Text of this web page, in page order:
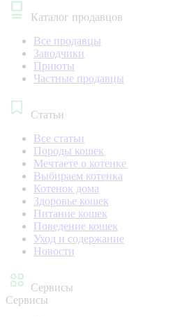
Каталог продавцов
Все продавцы
Заводчики
Приюты
Частные продавцы
Статьи
Все статьи
Породы кошек
Мечтаете о котенке
Выбираем котенка
Котенок дома
Здоровье кошек
Питание кошек
Поведение кошек
Уход и содержание
Новости
Сервисы
Сервисы